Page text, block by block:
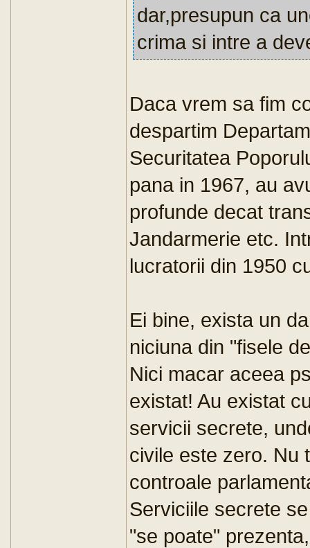
dar,presupun ca
crima si intre a
Daca vrem sa fim
despartim
Securitatea
pana in 1967, au
profunde decat
Jandarmerie etc.
lucratorii din 1950
Ei bine, exista un
niciuna din "fisele
Nici macar aceea
existat! Au existat
servicii secrete,
civile este zero. Nu
controale
Serviciile secrete
"se poate"